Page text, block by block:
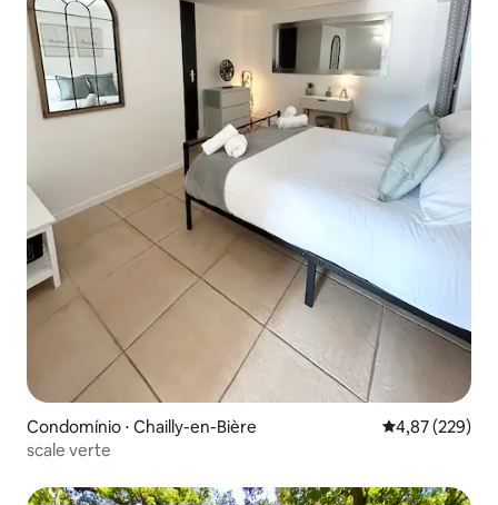
Condomínio ⋅ Chailly-en-Bière 4,87 de uma
4,87 (229)
scale verte